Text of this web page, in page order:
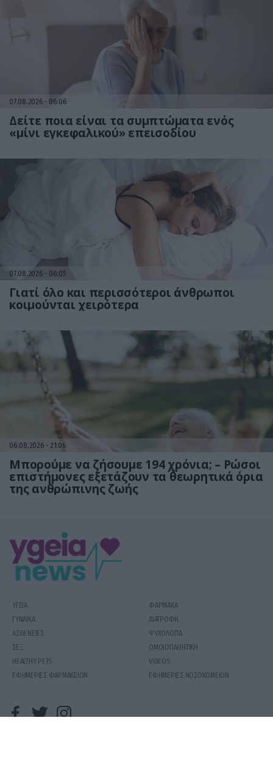
07.08.2026 06:06
Δείτε ποια είναι τα συμπτώματα ενός
«μίνι εγκεφαλικού» επεισοδίου
07.08.2026 06:05
Γιατί όλο και περισσότεροι άνθρωποι
κοιμούνται χειρότερα
06.08.2026 21:06
Μπορούμε να ζήσουμε 194 χρόνια; – Ρώσοι
επιστήμονες εξετάζουν τα θεωρητικά όρια
της ανθρώπινης ζωής
ΥΓΕΙΑ
ΦΑΡΜΑΚΑ
ΓΥΝΑΙΚΑ
ΔΙΑΤΡΟΦΗ
ΑΣΘΕΝΕΙΕΣ
ΨΥΧΟΛΟΓΙΑ
ΣΕΞ
ΟΜΟΙΟΠΑΘΗΤΙΚΗ
HEALTHY PETS
VIDEOS
ΕΦΗΜΕΡΙΕΣ ΦΑΡΜΑΚΕΙΩΝ
ΕΦΗΜΕΡΙΕΣ ΝΟΣΟΚΟΜΕΙΩΝ